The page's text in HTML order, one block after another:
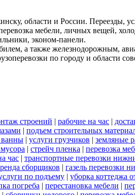
области и России.
мебели, личных вещей,
эконом-панели.
а также железнодорожным,
по городу и области
строений | рабочие на час |
| подъем строительных
ванны | услуги грузчиков | земляные
| стрейч пленка | перевозка
час | транспортные перевозки
сборщиков | газель перевозки
по подъему | уборка коттеджа
погреба | перестановка мебели |